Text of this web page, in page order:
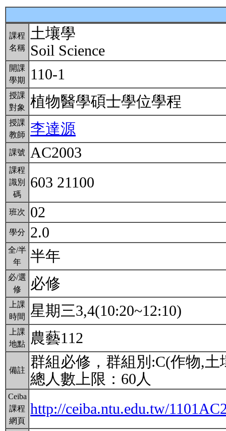
課程
名稱
土壤學
Soil Science
開課
學期
110-1
授課
對象
植物醫學碩士學位學程
授課
教師
李達源
課號 AC2003
課程
識別
碼
603 21100
班次 02
學分 2.0
全/半
年
半年
必/選
修
必修
上課
時間
星期三3,4(10:20~12:10)
上課
地點
農藝112
備註
群組必修，群組別:C(作物,
總人數上限：60人
Ceiba
課程
網頁
http://ceiba.ntu.edu.tw/